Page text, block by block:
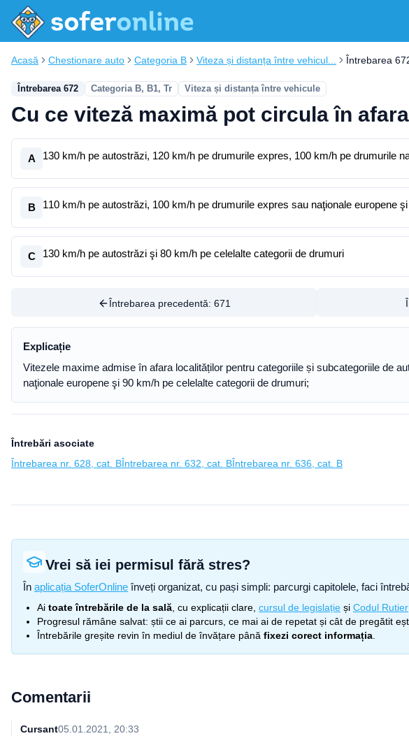
Acasă Chestionare auto Categoria B Viteza și distanța între vehicul... Întrebarea
Întrebarea 672 Categoria B, B1, Tr Viteza și distanța între vehicule
Cu ce viteză maximă pot circula în
A 130 km/h pe autostrăzi, 120 km/h pe drumurile expres, 100 km/h pe drumurile
B 110 km/h pe autostrăzi, 100 km/h pe drumurile expres sau naţionale europene
C 130 km/h pe autostrăzi şi 80 km/h pe celelalte categorii de drumuri
Întrebarea precedentă: 671
Explicație
Vitezele maxime admise în afara localităților pentru categoriile și subcategoriile de
naţionale europene şi 90 km/h pe celelalte categorii de drumuri;
Întrebări asociate
Întrebarea nr. 628, cat. BÎntrebarea nr. 632, cat. BÎntrebarea nr. 636, cat. B
Vrei să iei permisul fără stres?
În aplicația SoferOnline înveți organizat, cu pași simpli: parcurgi capitolele, faci
Ai toate întrebările de la sală , cu explicații clare, cursul de legislație și Codul Rutier
Progresul rămâne salvat: știi ce ai parcurs, ce mai ai de repetat și cât de pregătit
Întrebările greșite revin în mediul de învățare până fixezi corect informația
Comentarii
Cursant05.01.2021, 20:33